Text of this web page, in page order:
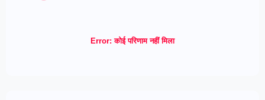
Error: कोई परिणाम नहीं मिला